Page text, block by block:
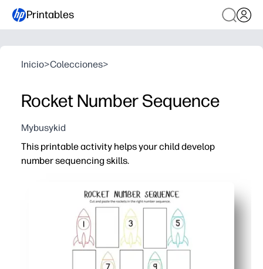
Printables
Inicio>Colecciones>
Rocket Number Sequence
Mybusykid
This printable activity helps your child develop
number sequencing skills.